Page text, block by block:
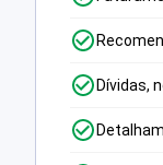
Dívidas,